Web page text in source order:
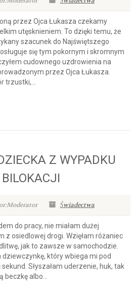
przez Ojca Łukasza czekamy
utęsknieniem. To dzięki temu, że
szacunek do Najświętszego
się tym pokornym i skromnym
cudownego uzdrowienia na
przez Ojca Łukasza.
trzustki,...
Z WYPADKU
Świadectwa
do pracy, nie miałam dużej
z osiedlowej drogi. Wzięłam różaniec
jak to zawsze w samochodzie.
który wbiega mi pod
Słyszałam uderzenie, huk, tak
albo...